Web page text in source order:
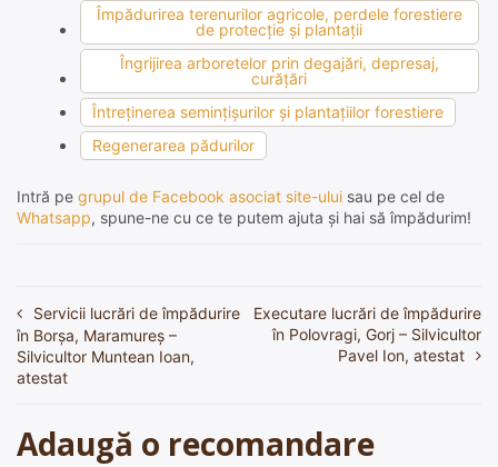
Împădurirea terenurilor agricole, perdele forestiere
de protecţie şi plantaţii
Îngrijirea arboretelor prin degajări, depresaj,
curăţări
Întreţinerea seminţişurilor şi plantaţiilor forestiere
Regenerarea pădurilor
Intră pe grupul de Facebook asociat site-ului sau pe cel de
Whatsapp, spune-ne cu ce te putem ajuta și hai să împădurim!
Navigare
în
articole
Servicii lucrări de împădurire
în Borșa, Maramureș –
Silvicultor Muntean Ioan,
atestat
Executare lucrări de împădurire
în Polovragi, Gorj – Silvicultor
Pavel Ion, atestat
Adaugă o recomandare